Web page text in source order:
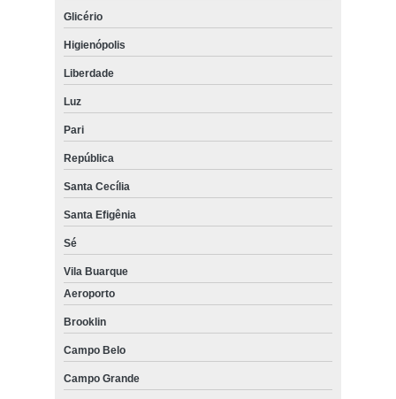
Glicério
Higienópolis
Liberdade
Luz
Pari
República
Santa Cecília
Santa Efigênia
Sé
Vila Buarque
Aeroporto
Brooklin
Campo Belo
Campo Grande